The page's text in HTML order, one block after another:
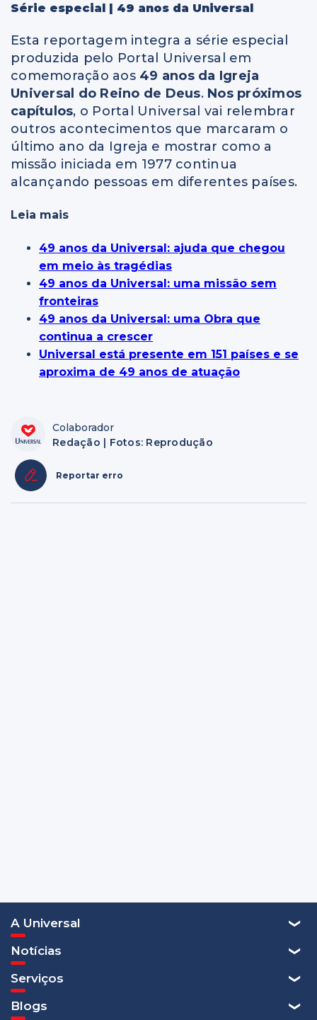
Série especial | 49 anos da Universal
Esta reportagem integra a série especial
produzida pelo Portal Universal em
comemoração aos 49 anos da Igreja
Universal do Reino de Deus. Nos próximos
capítulos, o Portal Universal vai relembrar
outros acontecimentos que marcaram o
último ano da Igreja e mostrar como a
missão iniciada em 1977 continua
alcançando pessoas em diferentes países.
Leia mais
49 anos da Universal: ajuda que chegou
em meio às tragédias
49 anos da Universal: uma missão sem
fronteiras
49 anos da Universal: uma Obra que
continua a crescer
Universal está presente em 151 países e se
aproxima de 49 anos de atuação
Colaborador
Redação | Fotos: Reprodução
Reportar erro
A Universal
Notícias
Serviços
Blogs